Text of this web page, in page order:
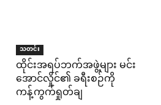
သတင်း
ထိုင်းအရပ်ဘက်အဖွဲ့များ မင်း
အောင်လှိုင်၏ ခရီးစဉ်ကို
ကန့်ကွက်ရှုတ်ချ